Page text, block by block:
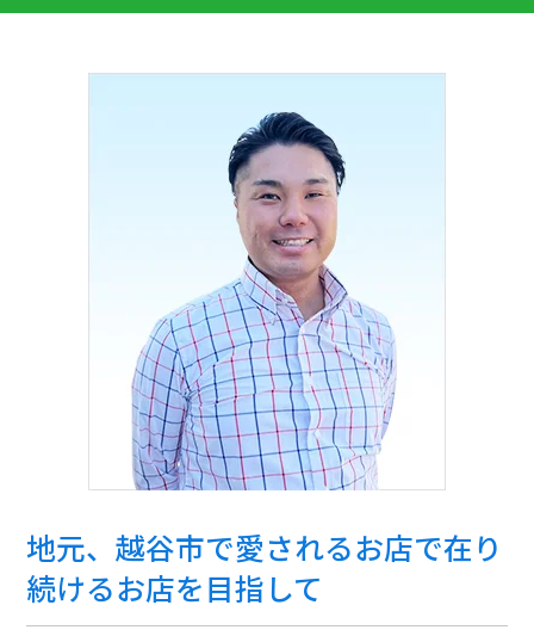
地元、越谷市で愛されるお店で在り
続けるお店を目指して